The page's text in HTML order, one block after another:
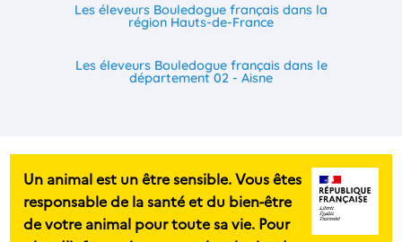
Les éleveurs Bouledogue français dans la
région Hauts-de-France
Les éleveurs Bouledogue français dans le
département 02 - Aisne
Un animal est un être sensible. Vous êtes
responsable de la santé et du bien-être
de votre animal pour toute sa vie. Pour